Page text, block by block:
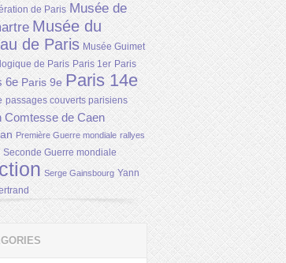
de Paris Musée de
Musée du
de Paris Musée Guimet
de Paris Paris 1er Paris
6e Paris 9e Paris 14e
passages couverts parisiens
Comtesse de Caen
Première Guerre mondiale rallyes
Seconde Guerre mondiale
Serge Gainsbourg Yann